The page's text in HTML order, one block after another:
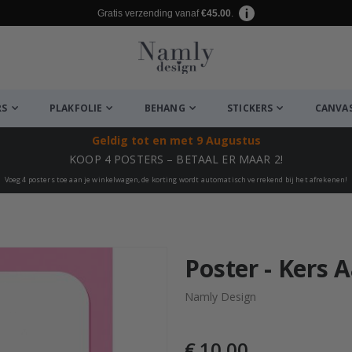
Gratis verzending vanaf€45.00.
PLAKFOLIE BEHANG STICKERS
Geldig tot en met 9 Augustus
KOOP 4 POSTERS – BETAAL ER MAAR 2!
Voeg 4 posters toe aan je winkelwagen, de korting wordt automatisch verrekend bij het afrekenen!
✔ Poster - Kers
Namly Design